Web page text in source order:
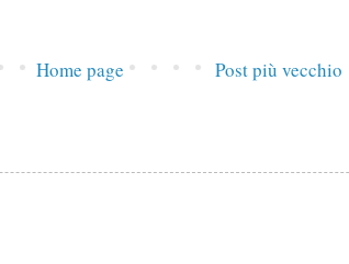
Post più vecchio
Home page